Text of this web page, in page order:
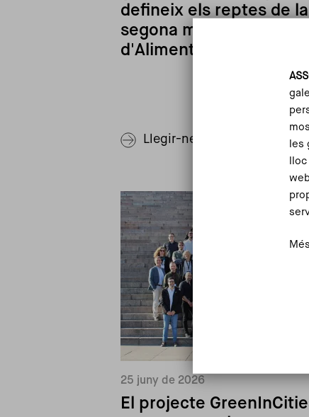
defineix els reptes de la
segona meitat de la
d'Alimentació saludable
Llegir-ne més
25 juny de 2026
El projecte
les